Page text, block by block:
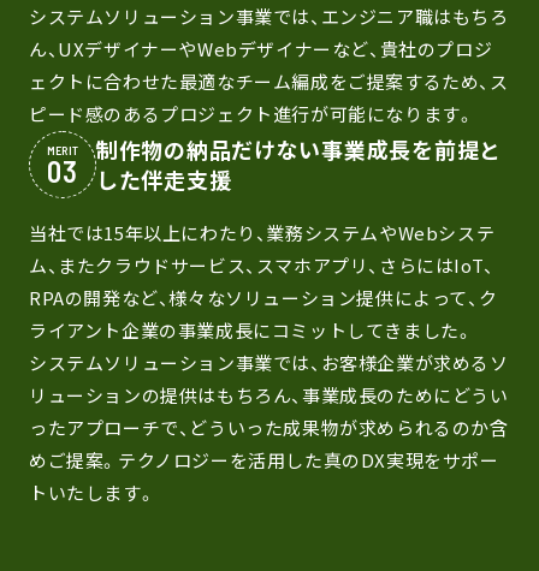
システムソリューション事業では、エンジニア職はもちろ
ん、UXデザイナーやWebデザイナーなど、貴社のプロジ
ェクトに合わせた最適なチーム編成をご提案するため、ス
ピード感のあるプロジェクト進行が可能になります。
MERIT
制作物の納品だけない事業成長を前提と
した伴走支援
当社では15年以上にわたり、業務システムやWebシステ
ム、またクラウドサービス、スマホアプリ、さらにはIoT、
RPAの開発など、様々なソリューション提供によって、ク
ライアント企業の事業成長にコミットしてきました。
システムソリューション事業では、お客様企業が求めるソ
リューションの提供はもちろん、事業成長のためにどうい
ったアプローチで、どういった成果物が求められるのか含
めご提案。テクノロジーを活用した真のDX実現をサポー
トいたします。